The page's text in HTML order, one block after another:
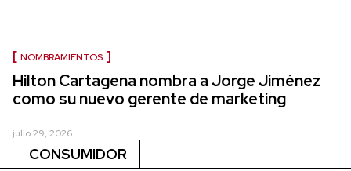
NOMBRAMIENTOS
Hilton Cartagena nombra a Jorge Jiménez
como su nuevo gerente de marketing
julio 29, 2026
CONSUMIDOR